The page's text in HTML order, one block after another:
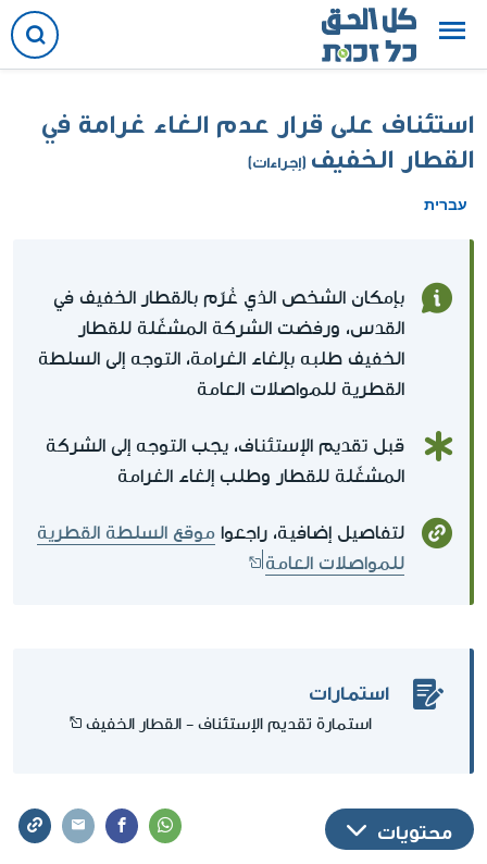
استئناف على قرار عدم الغاء غرامة في
القطار الخفيف (إجراءات)
עברית
بإمكان الشخص الذي غُرّم بالقطار الخفيف في
القدس، ورفضت الشركة المشغّلة للقطار
الخفيف طلبه بإلغاء الغرامة، التوجه إلى السلطة
القطرية للمواصلات العامة
قبل تقديم الإستئناف، يجب التوجه إلى الشركة
المشغّلة للقطار وطلب إلغاء الغرامة
لتفاصيل إضافية، راجعوا موقع السلطة القطرية
للمواصلات العامة
استمارات
استمارة تقديم الإستئناف - القطار الخفيف
محتويات